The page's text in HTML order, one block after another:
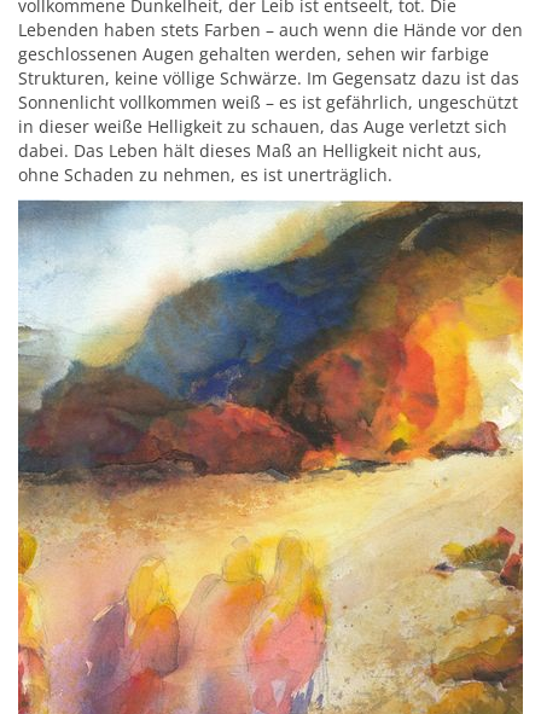
vollkommene Dunkelheit, der Leib ist entseelt, tot. Die
Lebenden haben stets Farben – auch wenn die Hände vor den
geschlossenen Augen gehalten werden, sehen wir farbige
Strukturen, keine völlige Schwärze. Im Gegensatz dazu ist das
Sonnenlicht vollkommen weiß – es ist gefährlich, ungeschützt
in dieser weiße Helligkeit zu schauen, das Auge verletzt sich
dabei. Das Leben hält dieses Maß an Helligkeit nicht aus,
ohne Schaden zu nehmen, es ist unerträglich.